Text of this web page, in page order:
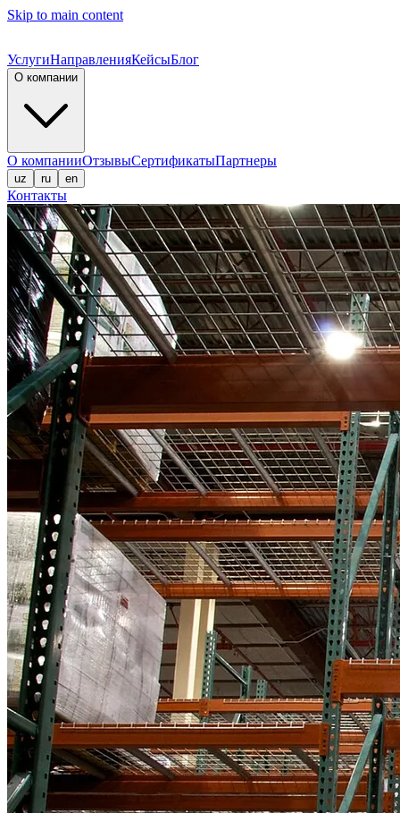
Skip to main content
УслугиНаправленияКейсыБлог
О компании
О компанииОтзывыСертификатыПартнеры
uz ru en
Контакты